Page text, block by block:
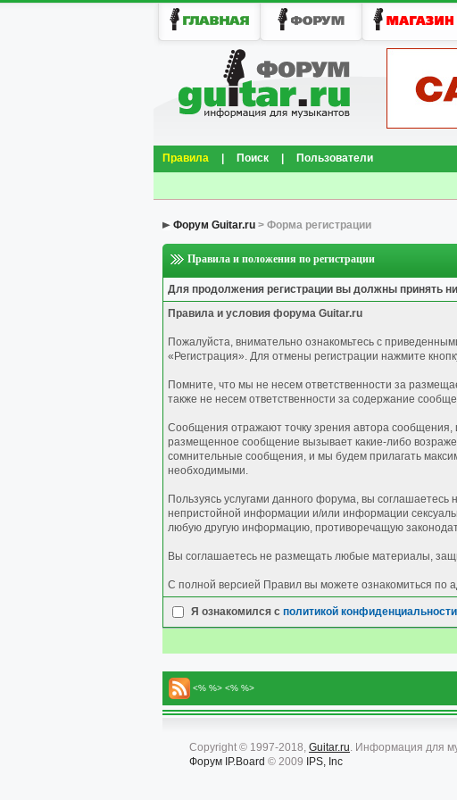
Правила Поиск Пользователи
Форум Guitar.ru > Форма регистрации
Правила и положения по регистрации
Для продолжения регистрации вы должны принять
Правила и условия форума Guitar.ru
Пожалуйста, внимательно ознакомьтесь с
«Регистрация». Для отмены регистрации нажмите
Помните, что мы не несем ответственности за
также не несем ответственности за содержание
Сообщения отражают точку зрения автора сообщения,
размещенное сообщение вызывает какие-либо
сомнительные сообщения, и мы будем прилагать
необходимыми.
Пользуясь услугами данного форума, вы
непристойной информации и/или информации
любую другую информацию, противоречащую
Вы соглашаетесь не размещать любые материалы,
С полной версией Правил вы можете ознакомиться по
Я ознакомился с политикой конфиденциальности
<% %> <% %>
Copyright © 1997-2018, Guitar.ru. Информация для
Форум IP.Board © 2009 IPS, Inc